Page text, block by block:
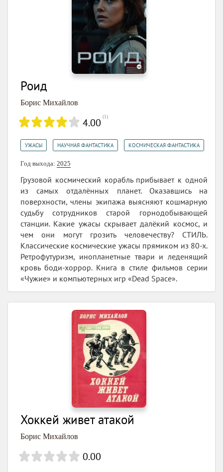
Роид
Борис Михайлов
4.00 (1)
УЖАСЫ НАУЧНАЯ ФАНТАСТИКА КОСМИЧЕСКАЯ ФАНТАСТИКА
Год выхода: 2025
Грузовой космический корабль прибывает к одной
из самых отдалённых планет. Оказавшись на
поверхности, члены экипажа выясняют кошмарную
судьбу сотрудников старой горнодобывающей
станции. Какие ужасы скрывает далёкий космос, и
чем они могут грозить человечеству? СТИЛЬ.
Классические космические ужасы прямиком из 80-х.
Ретрофутуризм, инопланетные твари и леденящий
кровь боди-хоррор. Книга в стиле фильмов серии
«Чужие» и компьютерных игр «Dead Space».
Хоккей живет атакой
Борис Михайлов
0.00